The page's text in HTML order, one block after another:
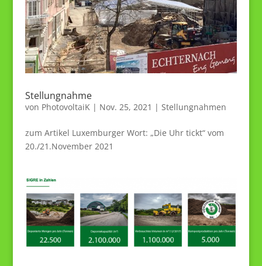
Stellungnahme
von PhotovoltaiK| Nov. 25, 2021 | Stellungnahmen
zum Artikel Luxemburger Wort: „Die Uhr tickt“ vom
20./21.November 2021